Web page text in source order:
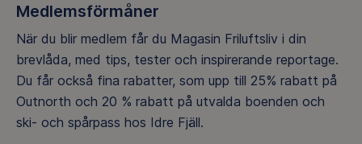
Medlemsförmåner
När du blir medlem får du Magasin Friluftsliv i din
brevlåda, med tips, tester och inspirerande reportage.
Du får också fina rabatter, som upp till 25% rabatt på
Outnorth och 20 % rabatt på utvalda boenden och
ski- och spårpass hos Idre Fjäll.